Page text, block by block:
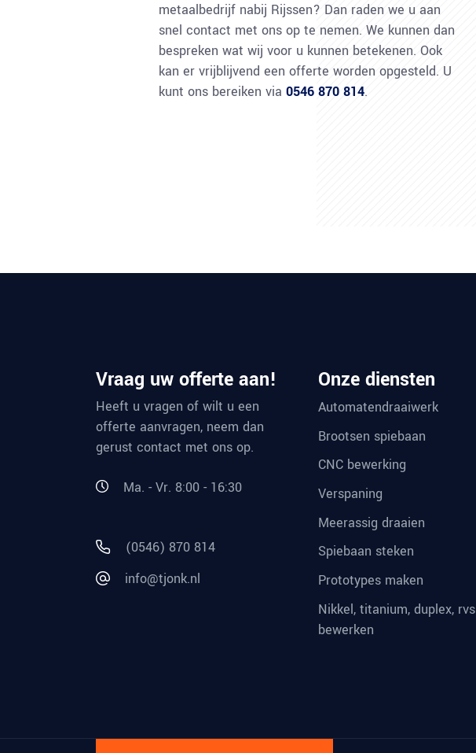
metaalbedrijf nabij Rijssen? Dan raden we u aan
snel contact met ons op te nemen. We kunnen dan
bespreken wat wij voor u kunnen betekenen. Ook
kan er vrijblijvend een offerte worden opgesteld. U
kunt ons bereiken via 0546 870 814.
Vraag uw offerte aan!
Heeft u vragen of wilt u een
offerte aanvragen, neem dan
gerust contact met ons op.
Ma. - Vr. 8:00 - 16:30
(0546) 870 814
info@tjonk.nl
Onze diensten
Automatendraaiwerk
Brootsen spiebaan
CNC bewerking
Verspaning
Meerassig draaien
Spiebaan steken
Prototypes maken
Nikkel, titanium, duplex, rvs
bewerken